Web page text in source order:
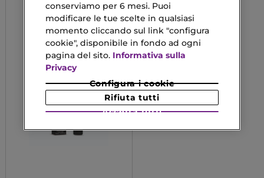
conserviamo per 6 mesi. Puoi
modificare le tue scelte in qualsiasi
momento cliccando sul link "configura
cookie", disponibile in fondo ad ogni
pagina del sito. Informativa sulla
Privacy
Configura i cookie
Rifiuta tutti
Accetta tutti